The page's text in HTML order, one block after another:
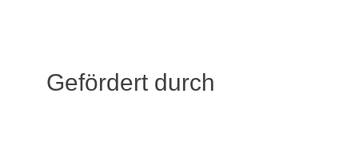
Gefördert durch